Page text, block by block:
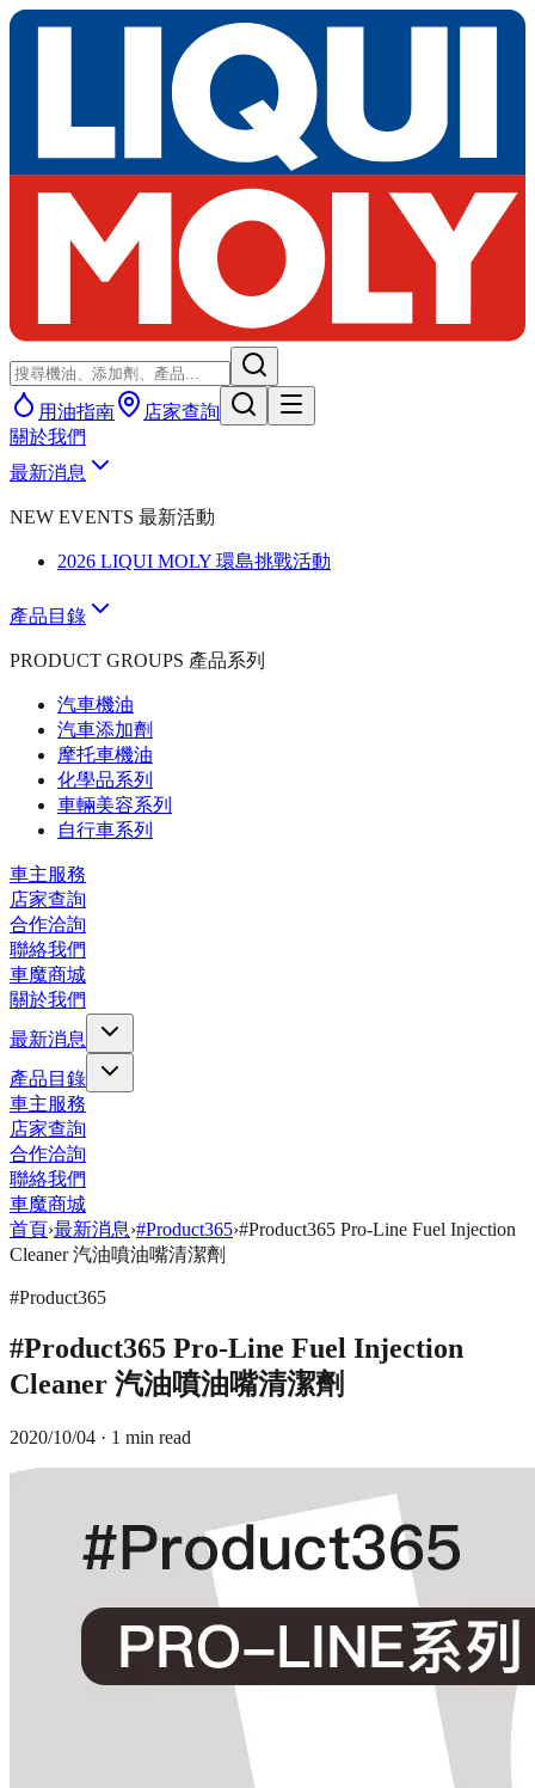
用油指南
店家查詢
關於我們
最新消息
NEW EVENTS 最新活動
2026 LIQUI MOLY 環島挑戰活動
產品目錄
PRODUCT GROUPS 產品系列
汽車機油
汽車添加劑
摩托車機油
化學品系列
車輛美容系列
自行車系列
車主服務
店家查詢
合作洽詢
聯絡我們
車魔商城
關於我們
最新消息
產品目錄
車主服務
店家查詢
合作洽詢
聯絡我們
車魔商城
首頁›最新消息›#Product365›#Product365 Pro-Line Fuel Injection
Cleaner 汽油噴油嘴清潔劑
#Product365
#Product365 Pro-Line Fuel Injection
Cleaner 汽油噴油嘴清潔劑
2020/10/04 · 1 min read